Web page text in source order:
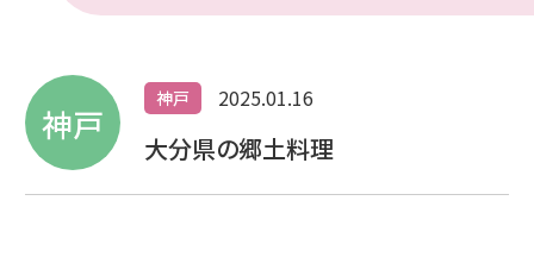
神戸
神戸 2025.01.16
大分県の郷土料理